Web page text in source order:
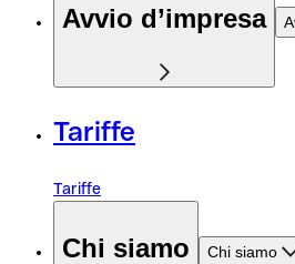
Avvio d’impresa
Tariffe
Tariffe
Chi siamo Chi siamo